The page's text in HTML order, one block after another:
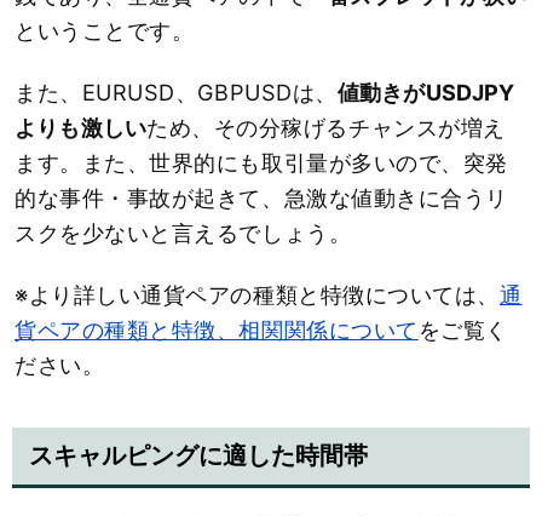
ということです。
また、EURUSD、GBPUSDは、 値動きがUSDJPY
よりも激しいため、その分稼げるチャンスが増え
ます。また、世界的にも取引量が多いので、突発
的な事件・事故が起きて、急激な値動きに合うリ
スクを少ないと言えるでしょう。
※より詳しい通貨ペアの種類と特徴については、 通
貨ペアの種類と特徴、相関関係について をご覧く
ださい。
スキャルピングに適した時間帯